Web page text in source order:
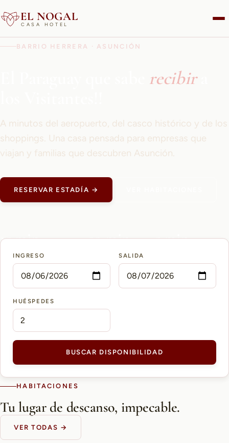
EL NOGAL
CASA HOTEL
BARRIO HERRERA · ASUNCIÓN
recibira
A minutos del aeropuerto, del casco histórico y de los
shoppings. Una casa pensada para empresas que
viajan y familias que descubren Asunción.
RESERVAR ESTADÍA →
15 min
AEROPUERTO PETTIROSSI
10 min
CASCO HISTÓRICO
5 min
INGRESO SALIDA
HUÉSPEDES
BUSCAR DISPONIBILIDAD
HABITACIONES
Tu lugar de descanso, impecable.
VER TODAS →